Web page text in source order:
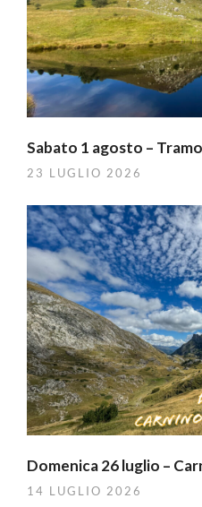
Sabato 1 agosto –
23 LUGLIO 2026
Domenica 26 luglio –
14 LUGLIO 2026